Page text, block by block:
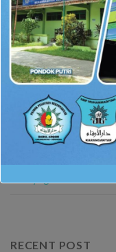
This entry was posted
M.
Belajar di Luar Kelas :
RECENT POST